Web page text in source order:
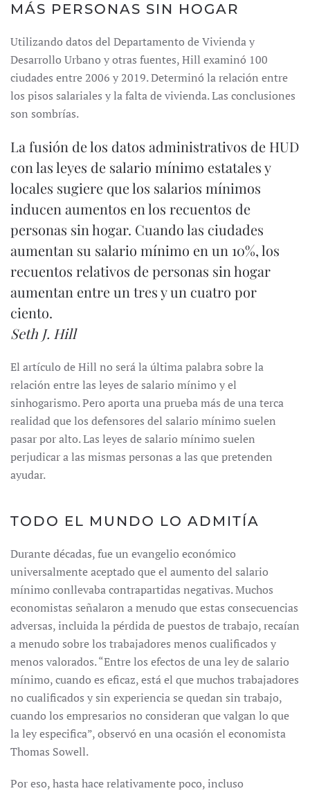
MÁS PERSONAS SIN HOGAR
Utilizando datos del Departamento de Vivienda y
Desarrollo Urbano y otras fuentes, Hill examinó 100
ciudades entre 2006 y 2019. Determinó la relación entre
los pisos salariales y la falta de vivienda. Las conclusiones
son sombrías.
La fusión de los datos administrativos de HUD
con las leyes de salario mínimo estatales y
locales sugiere que los salarios mínimos
inducen aumentos en los recuentos de
personas sin hogar. Cuando las ciudades
aumentan su salario mínimo en un 10%, los
recuentos relativos de personas sin hogar
aumentan entre un tres y un cuatro por
ciento.
Seth J. Hill
El artículo de Hill no será la última palabra sobre la
relación entre las leyes de salario mínimo y el
sinhogarismo. Pero aporta una prueba más de una terca
realidad que los defensores del salario mínimo suelen
pasar por alto. Las leyes de salario mínimo suelen
perjudicar a las mismas personas a las que pretenden
ayudar.
TODO EL MUNDO LO ADMITÍA
Durante décadas, fue un evangelio económico
universalmente aceptado que el aumento del salario
mínimo conllevaba contrapartidas negativas. Muchos
economistas señalaron a menudo que estas consecuencias
adversas, incluida la pérdida de puestos de trabajo, recaían
a menudo sobre los trabajadores menos cualificados y
menos valorados. “Entre los efectos de una ley de salario
mínimo, cuando es eficaz, está el que muchos trabajadores
no cualificados y sin experiencia se quedan sin trabajo,
cuando los empresarios no consideran que valgan lo que
la ley especifica”, observó en una ocasión el economista
Thomas Sowell.
Por eso, hasta hace relativamente poco, incluso